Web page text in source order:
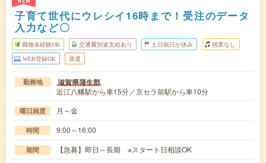
子育て世代にウレシイ16時まで！受注のデータ
入力など〇
職種未経験OK 交通費別途支給あり 土日祝日が休み 残業なし
WEB登録OK 派遣
勤務地 滋賀県蒲生郡
近江八幡駅から車15分／京セラ前駅から車10分
曜日頻度 月～金
時間 9:00～16:00
期間 【急募】即日～長期 ※スタート日相談OK